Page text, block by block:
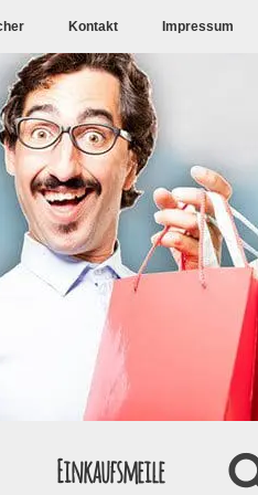
Kontakt Impressum
Einkaufsmeile